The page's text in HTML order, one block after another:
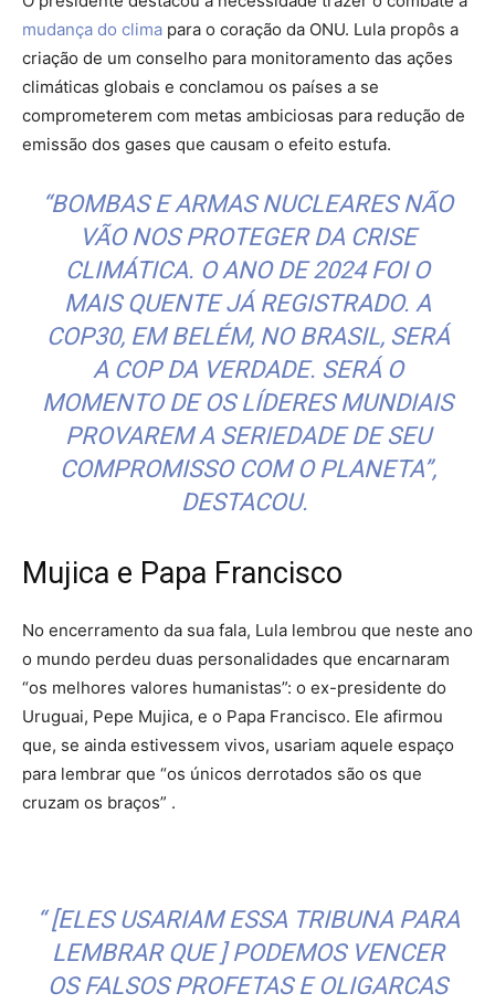
mudança do clima para o coração da ONU. Lula propôs a
criação de um conselho para monitoramento das ações
climáticas globais e conclamou os países a se
comprometerem com metas ambiciosas para redução de
emissão dos gases que causam o efeito estufa.
“BOMBAS E ARMAS NUCLEARES NÃO
VÃO NOS PROTEGER DA CRISE
CLIMÁTICA. O ANO DE 2024 FOI O
MAIS QUENTE JÁ REGISTRADO. A
COP30, EM BELÉM, NO BRASIL, SERÁ
A COP DA VERDADE. SERÁ O
MOMENTO DE OS LÍDERES MUNDIAIS
PROVAREM A SERIEDADE DE SEU
COMPROMISSO COM O PLANETA”,
DESTACOU.
Mujica e Papa Francisco
No encerramento da sua fala, Lula lembrou que neste ano
o mundo perdeu duas personalidades que encarnaram
“os melhores valores humanistas”: o ex-presidente do
Uruguai, Pepe Mujica, e o Papa Francisco. Ele afirmou
que, se ainda estivessem vivos, usariam aquele espaço
para lembrar que “os únicos derrotados são os que
cruzam os braços” .
“ [ELES USARIAM ESSA TRIBUNA PARA
LEMBRAR QUE ] PODEMOS VENCER
OS FALSOS PROFETAS E OLIGARCAS